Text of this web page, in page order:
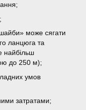
може сягати
ланцюга та
найбільш
до 250 м);
умов
затратами;